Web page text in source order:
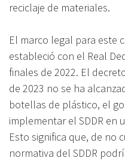
reciclaje de materiales.
El marco legal para este
estableció con el Real
finales de 2022. El
de 2023 no se ha
botellas de plástico, el
implementar el SDDR en
Esto significa que, de no
normativa del SDDR